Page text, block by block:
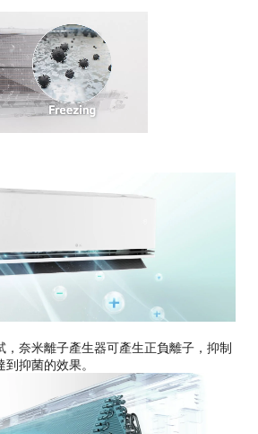
，奈米離子產生器可產生正負離子，抑制
抑菌的效果。